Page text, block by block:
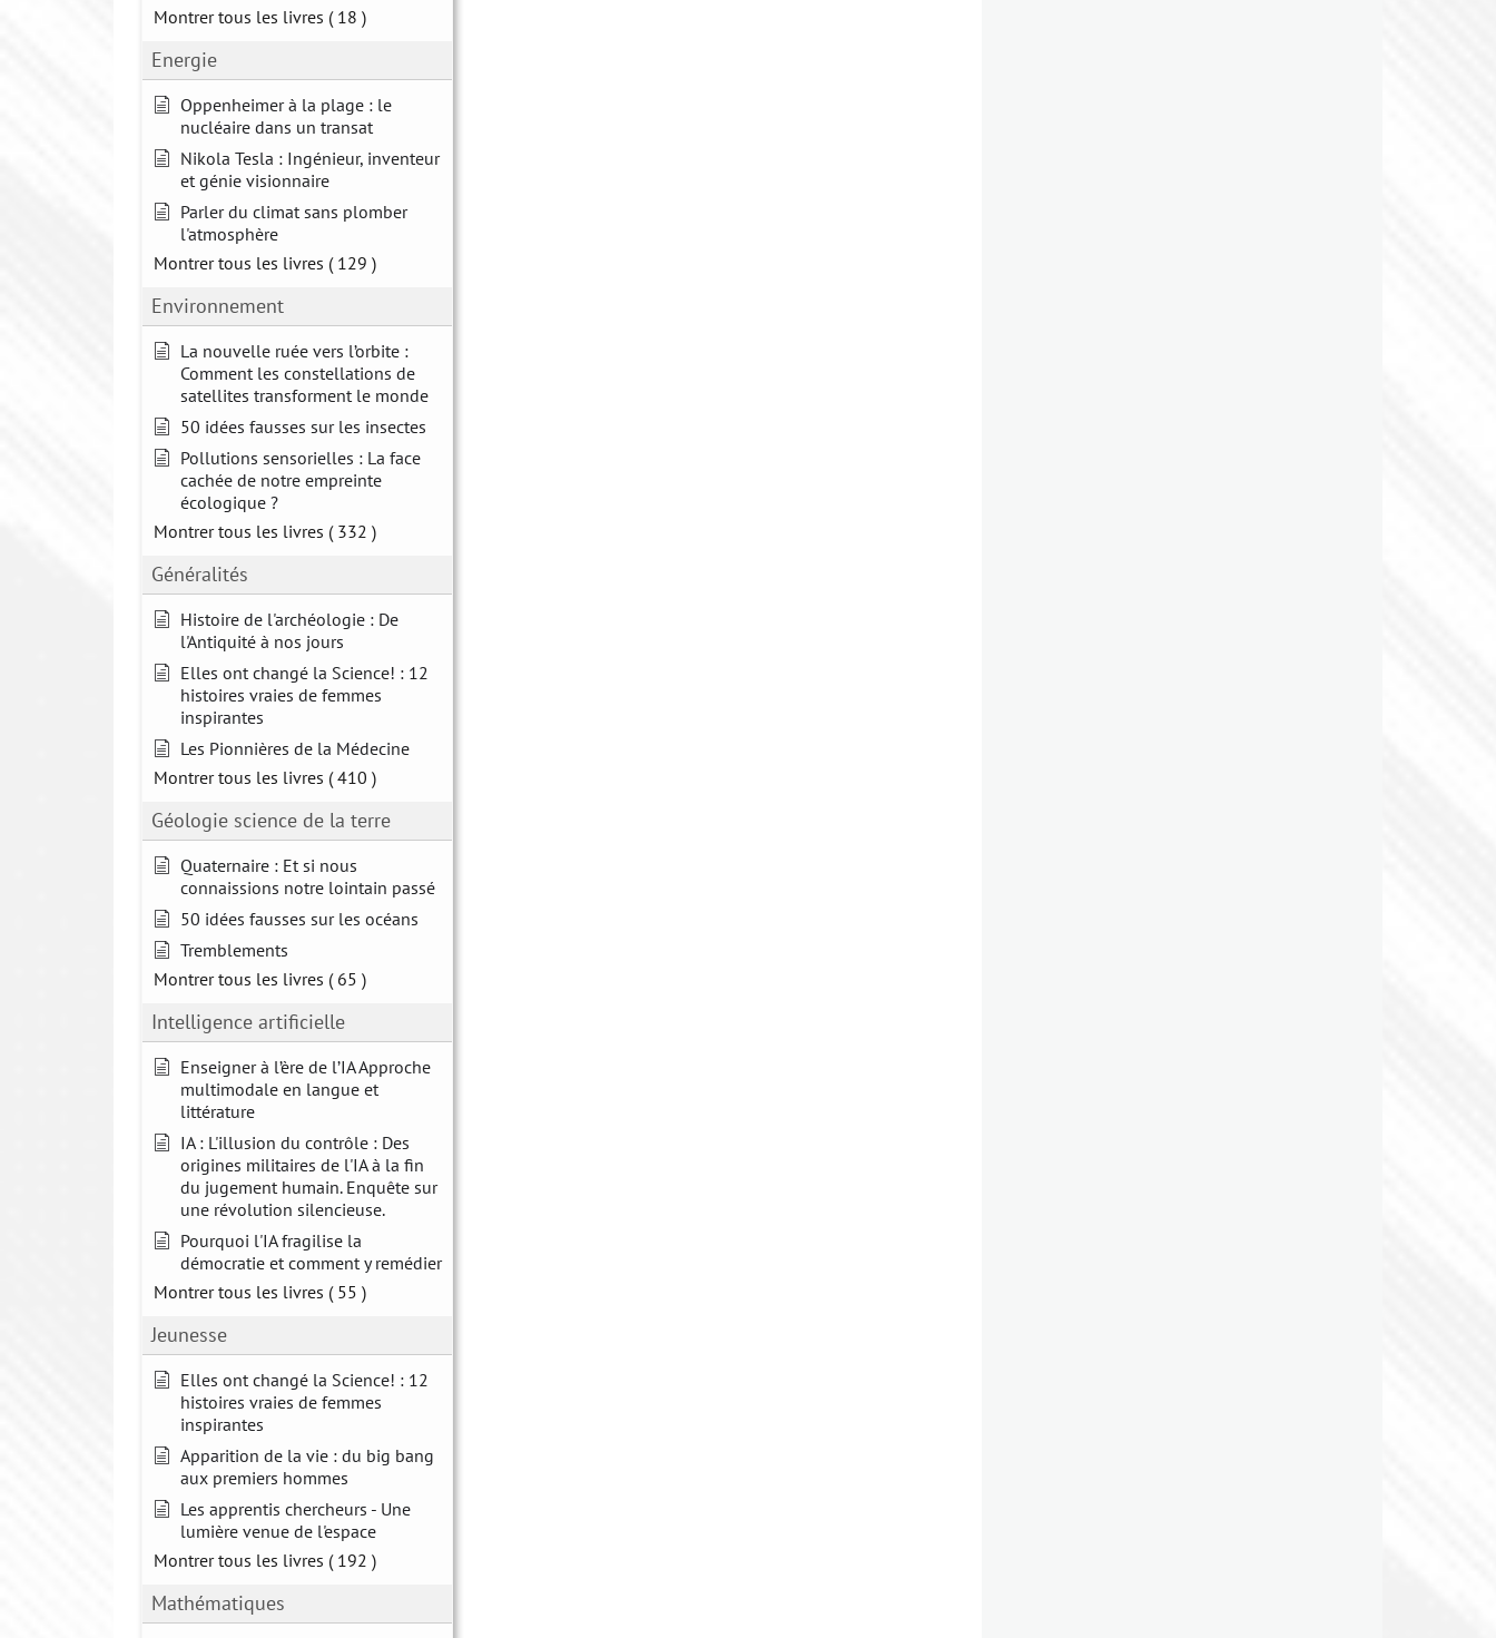
Montrer tous les livres ( 18 )
Energie
Oppenheimer à la plage : le
nucléaire dans un transat
Nikola Tesla : Ingénieur, inventeur
et génie visionnaire
Parler du climat sans plomber
l'atmosphère
Montrer tous les livres ( 129 )
Environnement
La nouvelle ruée vers l’orbite :
Comment les constellations de
satellites transforment le monde
50 idées fausses sur les insectes
Pollutions sensorielles : La face
cachée de notre empreinte
écologique ?
Montrer tous les livres ( 332 )
Généralités
Histoire de l'archéologie : De
l'Antiquité à nos jours
Elles ont changé la Science! : 12
histoires vraies de femmes
inspirantes
Les Pionnières de la Médecine
Montrer tous les livres ( 410 )
Géologie science de la terre
Quaternaire : Et si nous
connaissions notre lointain passé
50 idées fausses sur les océans
Tremblements
Montrer tous les livres ( 65 )
Intelligence artificielle
Enseigner à l’ère de l’IA Approche
multimodale en langue et
littérature
IA : L'illusion du contrôle : Des
origines militaires de l'IA à la fin
du jugement humain. Enquête sur
une révolution silencieuse.
Pourquoi l'IA fragilise la
démocratie et comment y remédier
Montrer tous les livres ( 55 )
Jeunesse
Elles ont changé la Science! : 12
histoires vraies de femmes
inspirantes
Apparition de la vie : du big bang
aux premiers hommes
Les apprentis chercheurs - Une
lumière venue de l'espace
Montrer tous les livres ( 192 )
Mathématiques